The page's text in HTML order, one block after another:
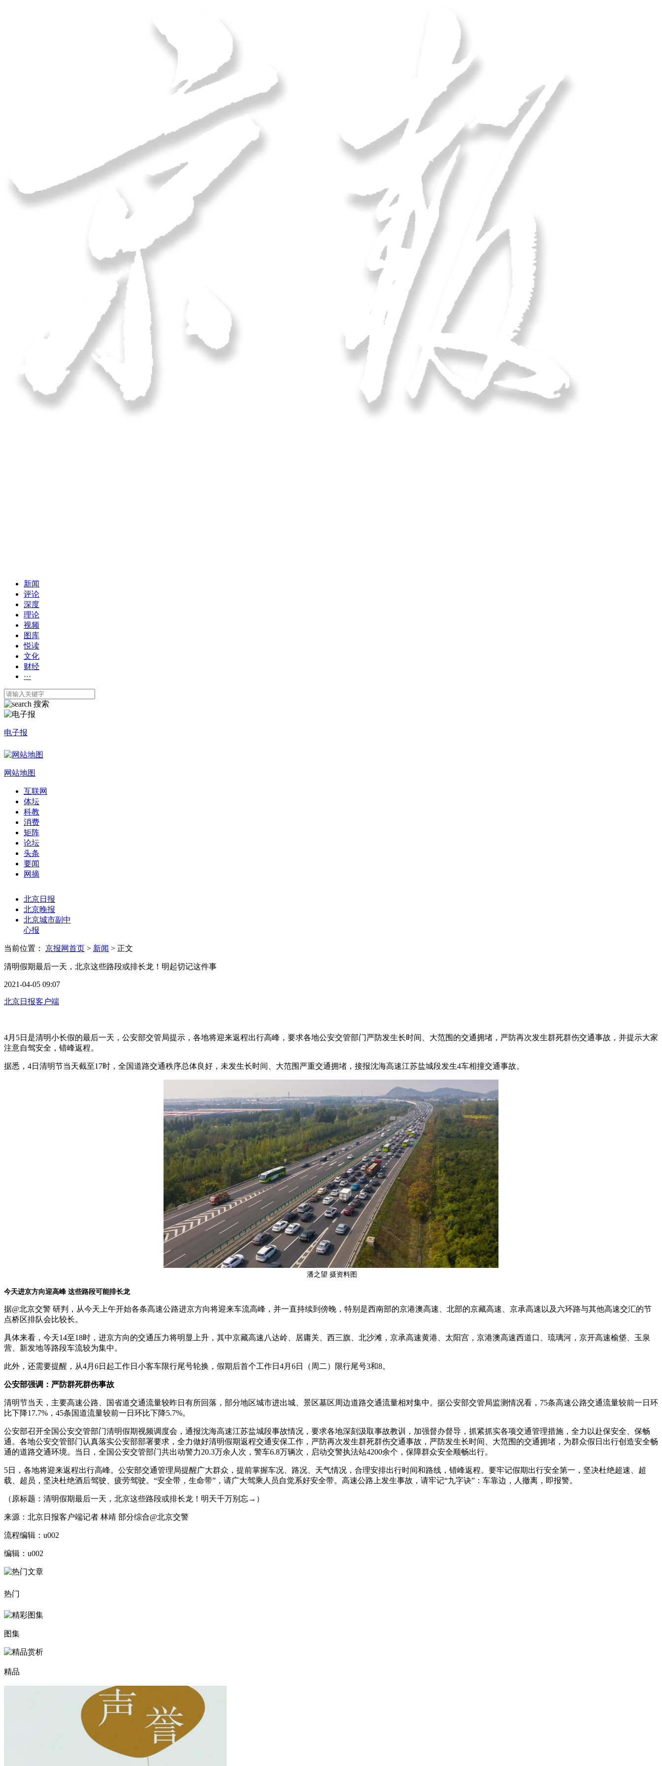
新闻
评论
深度
理论
视频
图库
悦读
文化
财经
···
搜索
电子报
网站地图
互联网
体坛
科教
消费
矩阵
论坛
头条
要闻
网摘
北京日报
北京晚报
北京城市副中
心报
当前位置： 京报网首页 > 新闻 > 正文
清明假期最后一天，北京这些路段或排长龙！明起切记这件事
2021-04-05 09:07
北京日报客户端
4月5日是清明小长假的最后一天，公安部交管局提示，各地将迎来返程出行高峰，要求各地公安交管部门严防发生长时间、大范围的交通拥堵，严防再次发生群死群伤交通事故，并提示大家
注意自驾安全，错峰返程。
据悉，4日清明节当天截至17时，全国道路交通秩序总体良好，未发生长时间、大范围严重交通拥堵，接报沈海高速江苏盐城段发生4车相撞交通事故。
潘之望 摄资料图
今天进京方向迎高峰 这些路段可能排长龙
据@北京交警 研判，从今天上午开始各条高速公路进京方向将迎来车流高峰，并一直持续到傍晚，特别是西南部的京港澳高速、北部的京藏高速、京承高速以及六环路与其他高速交汇的节
点桥区排队会比较长。
具体来看，今天14至18时，进京方向的交通压力将明显上升，其中京藏高速八达岭、居庸关、西三旗、北沙滩，京承高速黄港、太阳宫，京港澳高速西道口、琉璃河，京开高速榆垡、玉泉
营、新发地等路段车流较为集中。
此外，还需要提醒，从4月6日起工作日小客车限行尾号轮换，假期后首个工作日4月6日（周二）限行尾号3和8。
公安部强调：严防群死群伤事故
清明节当天，主要高速公路、国省道交通流量较昨日有所回落，部分地区城市进出城、景区墓区周边道路交通流量相对集中。据公安部交管局监测情况看，75条高速公路交通流量较前一日环
比下降17.7%，45条国道流量较前一日环比下降5.7%。
公安部召开全国公安交管部门清明假期视频调度会，通报沈海高速江苏盐城段事故情况，要求各地深刻汲取事故教训，加强督办督导，抓紧抓实各项交通管理措施，全力以赴保安全、保畅
通。各地公安交管部门认真落实公安部部署要求，全力做好清明假期返程交通安保工作，严防再次发生群死群伤交通事故，严防发生长时间、大范围的交通拥堵，为群众假日出行创造安全畅
通的道路交通环境。当日，全国公安交管部门共出动警力20.3万余人次，警车6.8万辆次，启动交警执法站4200余个，保障群众安全顺畅出行。
5日，各地将迎来返程出行高峰。公安部交通管理局提醒广大群众，提前掌握车况、路况、天气情况，合理安排出行时间和路线，错峰返程。要牢记假期出行安全第一，坚决杜绝超速、超
载、超员，坚决杜绝酒后驾驶、疲劳驾驶。“安全带，生命带”，请广大驾乘人员自觉系好安全带。高速公路上发生事故，请牢记“九字诀”：车靠边，人撤离，即报警。
（原标题：清明假期最后一天，北京这些路段或排长龙！明天千万别忘→）
来源：北京日报客户端记者 林靖 部分综合@北京交警
流程编辑：u002
编辑：u002
热门
图集
精品